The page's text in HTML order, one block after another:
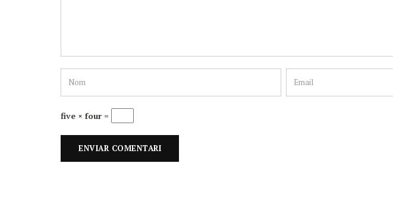
five × four =